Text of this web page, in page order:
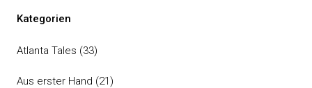
Kategorien
Atlanta Tales (33)
Aus erster Hand (21)